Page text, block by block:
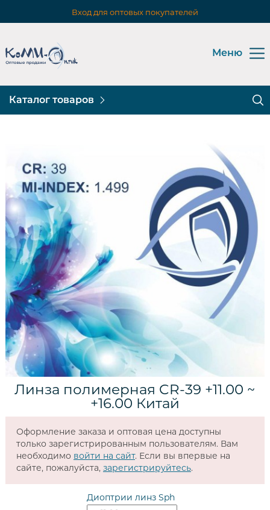
Вход для оптовых покупателей
Меню
Каталог товаров
Линза полимерная CR-39 +11.00 ~
+16.00 Китай
Оформление заказа и оптовая цена доступны
только зарегистрированным пользователям. Вам
необходимо войти на сайт. Если вы впервые на
сайте, пожалуйста, зарегистрируйтесь.
Диоптрии линз Sph